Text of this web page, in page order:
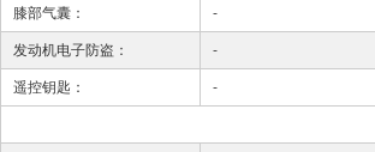
膝部气囊： -
发动机电子防盗： -
遥控钥匙： -